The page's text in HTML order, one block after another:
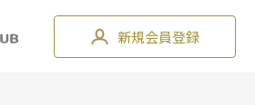
新規会員登録